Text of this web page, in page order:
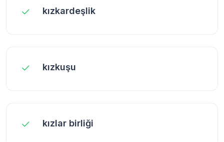
kızkardeşlik
kızkuşu
kızlar birliği